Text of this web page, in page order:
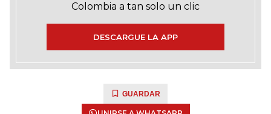
Colombia a tan solo un clic
DESCARGUE LA APP
GUARDAR